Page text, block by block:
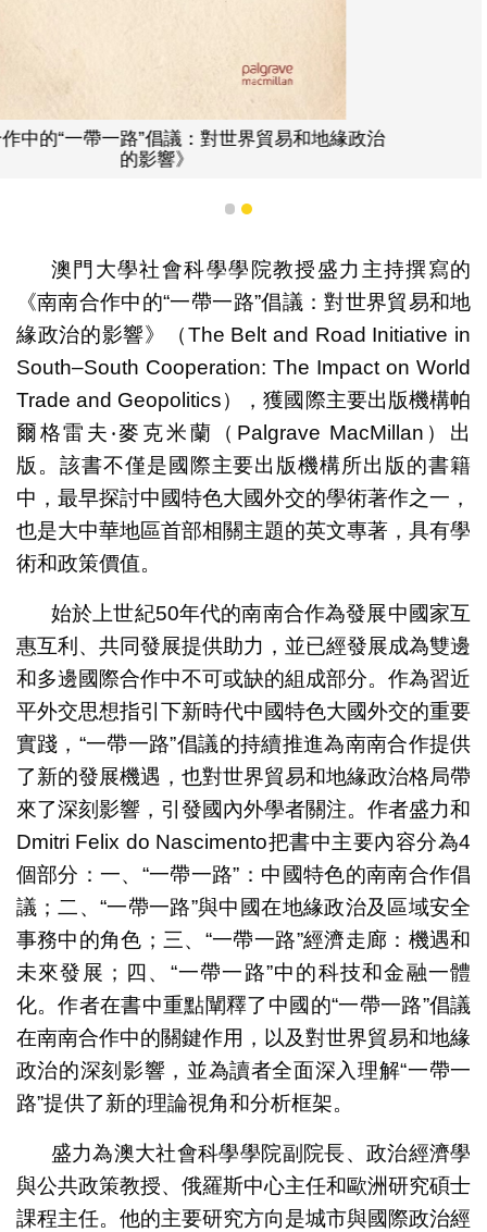
1 2
澳門大學社會科學學院教授盛力主持撰寫的
《南南合作中的“一帶一路”倡議：對世界貿易和地
緣政治的影響》（The Belt and Road Initiative in
South­­­–South Cooperation: The Impact on World
Trade and Geopolitics），獲國際主要出版機構帕
爾格雷夫‧麥克米蘭（Palgrave MacMillan）出
版。該書不僅是國際主要出版機構所出版的書籍
中，最早探討中國特色大國外交的學術著作之一，
也是大中華地區首部相關主題的英文專著，具有學
術和政策價值。
始於上世紀50年代的南南合作為發展中國家互
惠互利、共同發展提供助力，並已經發展成為雙邊
和多邊國際合作中不可或缺的組成部分。作為習近
平外交思想指引下新時代中國特色大國外交的重要
實踐，“一帶一路”倡議的持續推進為南南合作提供
了新的發展機遇，也對世界貿易和地緣政治格局帶
來了深刻影響，引發國內外學者關注。作者盛力和
Dmitri Felix do Nascimento把書中主要內容分為4
個部分：一、“一帶一路”：中國特色的南南合作倡
議；二、“一帶一路”與中國在地緣政治及區域安全
事務中的角色；三、“一帶一路”經濟走廊：機遇和
未來發展；四、“一帶一路”中的科技和金融一體
化。作者在書中重點闡釋了中國的“一帶一路”倡議
在南南合作中的關鍵作用，以及對世界貿易和地緣
政治的深刻影響，並為讀者全面深入理解“一帶一
路”提供了新的理論視角和分析框架。
盛力為澳大社會科學學院副院長、政治經濟學
與公共政策教授、俄羅斯中心主任和歐洲研究碩士
課程主任。他的主要研究方向是城市與國際政治經